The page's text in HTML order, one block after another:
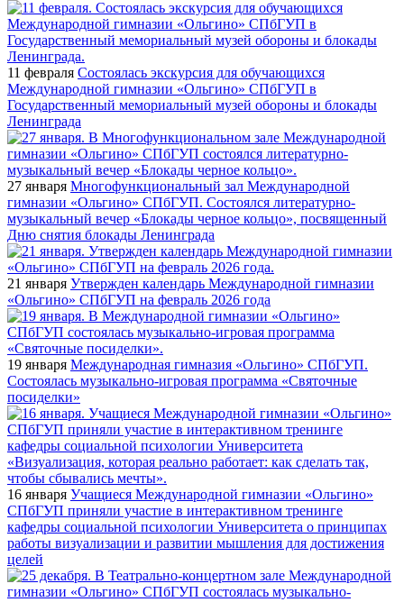
11 февраля Состоялась экскурсия для обучающихся
Международной гимназии «Ольгино» СПбГУП в
Государственный мемориальный музей обороны и блокады
Ленинграда
27 января Многофункциональный зал Международной
гимназии «Ольгино» СПбГУП. Состоялся литературно-
музыкальный вечер «Блокады черное кольцо», посвященный
Дню снятия блокады Ленинграда
21 января Утвержден календарь Международной гимназии
«Ольгино» СПбГУП на февраль 2026 года
19 января Международная гимназия «Ольгино» СПбГУП.
Состоялась музыкально-игровая программа «Святочные
посиделки»
16 января Учащиеся Международной гимназии «Ольгино»
СПбГУП приняли участие в интерактивном тренинге
кафедры социальной психологии Университета о принципах
работы визуализации и развитии мышления для достижения
целей